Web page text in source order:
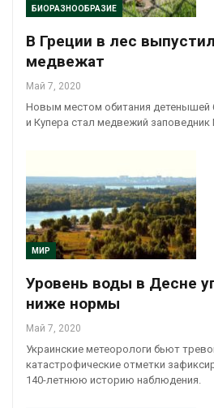
БИОРАЗНООБРАЗИЕ
В Греции в лес
медвежат
Май 7, 2020
Новым местом обитания детенышей
и Купера стал медвежий заповедник
МИР
Уровень воды в Десне
ниже нормы
Май 7, 2020
Украинские метеорологи бьют
катастрофические отметки
140-летнюю историю наблюдения.